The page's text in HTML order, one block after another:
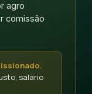
agro
comissão
salário